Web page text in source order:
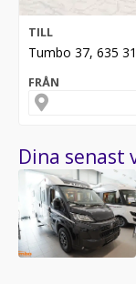
TILL
Tumbo 37, 635
FRÅN
Dina senast